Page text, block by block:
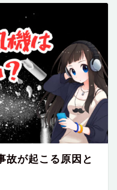
故が起こる原因と